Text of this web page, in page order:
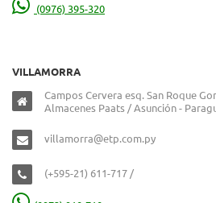
(0976) 395-320
VILLAMORRA
Campos Cervera esq. San Roque
Almacenes Paats / Asunción -
villamorra@etp.com.py
(+595-21) 611-717 /